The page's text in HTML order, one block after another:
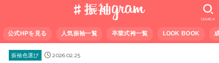
公式HPを見る 人気振袖一覧 卒業式袴一覧 LOOK BOOK
SEARCH
振袖色選び
2026.02.25